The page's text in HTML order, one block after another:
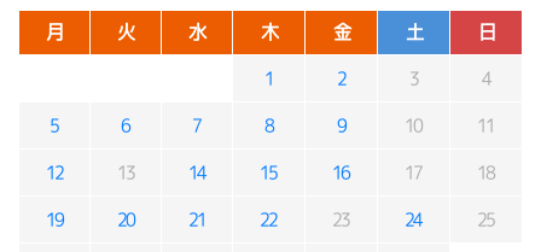
月 火 水 木 金 土 日
1 2 3 4
5 6 7 8 9 10 11
12 13 14 15 16 17 18
19 20 21 22 23 24 25